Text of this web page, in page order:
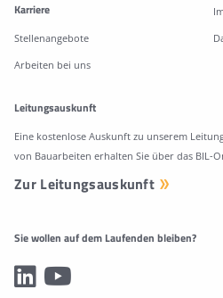
Karriere
Stellenangebote
Arbeiten bei uns
Leitungsauskunft
Eine kostenlose Auskunft zu unserem
von Bauarbeiten erhalten Sie über das BIL-
Zur Leitungsauskunft
Sie wollen auf dem Laufenden bleiben?